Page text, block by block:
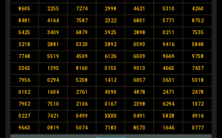
8605 2255 7274 2998 4621 5310 4260
8481 4164 7587 2322 6801 5771 8752
5425 3409 6879 3925 2898 0211 7535
3218 2881 0320 3892 0590 9416 5848
7748 5519 4509 6126 6509 9669 9758
3365 1395 8160 5155 9013 4665 7437
7956 0294 5208 1412 6057 3631 5018
0102 1604 2761 4090 4878 2471 2478
7902 7510 2106 0167 2398 6294 1072
0227 7421 0499 XXXX 0491 5828 4916
9663 0819 5074 7183 8573 1646 0777